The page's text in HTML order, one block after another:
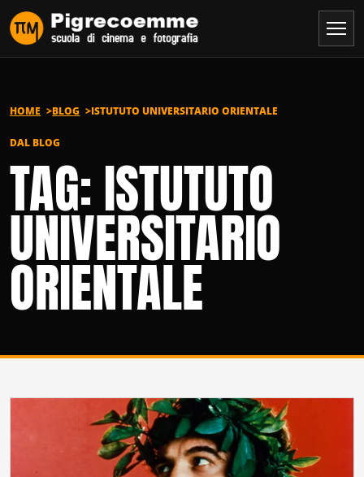
Vai al contenuto
HOME BLOG ISTUTUTO UNIVERSITARIO ORIENTALE
DAL BLOG
TAG: ISTUTUTO
UNIVERSITARIO
ORIENTALE